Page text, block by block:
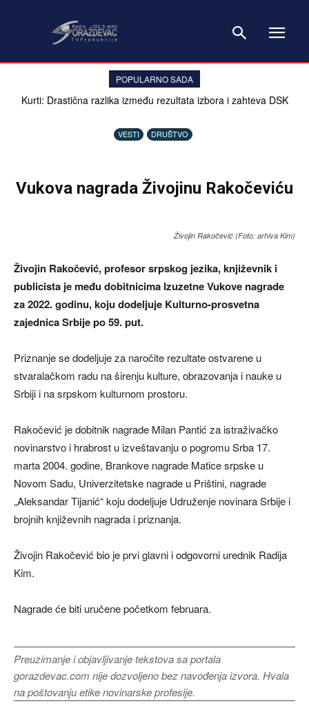
POPULARNO SADA
Kurti: Drastična razlika između rezultata izbora i zahteva DSK
VESTI DRUŠTVO
Vukova nagrada Živojinu Rakočeviću
Živojin Rakočević (Foto: arhiva Kim)
Živojin Rakočević, profesor srpskog jezika, književnik i
publicista je među dobitnicima Izuzetne Vukove nagrade
za 2022. godinu, koju dodeljuje Kulturno-prosvetna
zajednica Srbije po 59. put.
Priznanje se dodeljuje za naročite rezultate ostvarene u
stvaralačkom radu na širenju kulture, obrazovanja i nauke u
Srbiji i na srpskom kulturnom prostoru.
Rakočević je dobitnik nagrade Milan Pantić za istraživačko
novinarstvo i hrabrost u izveštavanju o pogromu Srba 17.
marta 2004. godine, Brankove nagrade Matice srpske u
Novom Sadu, Univerzitetske nagrade u Prištini, nagrade
„Aleksandar Tijanić“ koju dodeljuje Udruženje novinara Srbije i
brojnih književnih nagrada i priznanja.
Živojin Rakočević bio je prvi glavni i odgovorni urednik Radija
Kim.
Nagrade će biti uručene početkom februara.
Preuzimanje i objavljivanje tekstova sa portala
gorazdevac.com nije dozvoljeno bez navođenja izvora. Hvala
na poštovanju etike novinarske profesije.